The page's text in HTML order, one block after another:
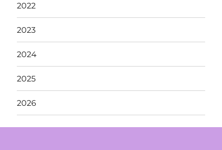
2022
2023
2024
2025
2026